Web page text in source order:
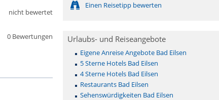
0 Bewertungen
nicht bewertet
Einen Reisetipp bewerten
Urlaubs- und Reiseangebote
Eigene Anreise Angebote Bad Eilsen
5 Sterne Hotels Bad Eilsen
4 Sterne Hotels Bad Eilsen
Restaurants Bad Eilsen
Sehenswürdigkeiten Bad Eilsen